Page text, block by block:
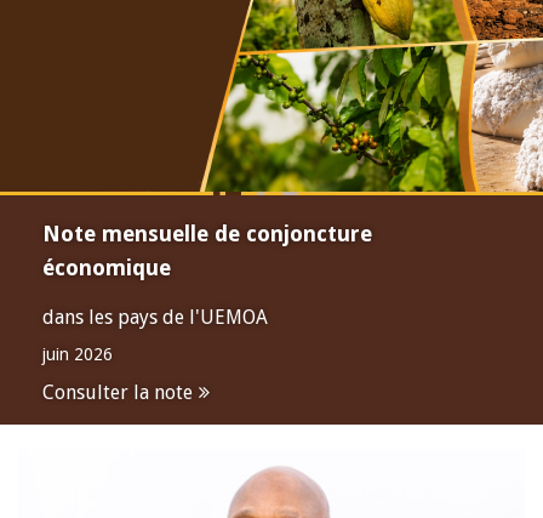
Note mensuelle de conjoncture
économique
dans les pays de l'UEMOA
juin 2026
Consulter la note